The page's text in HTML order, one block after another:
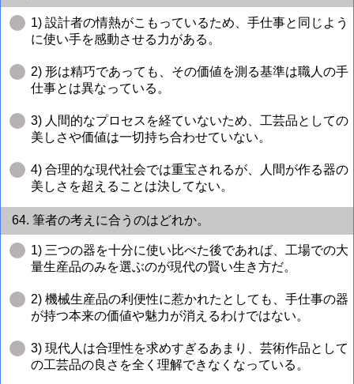
1) 設計者の情熱がこもっているため、手仕事と同じよう
に使い手を感動させる力がある。
2) 形は精巧であっても、その価値を測る基準は職人の手
仕事とは異なっている。
3) 人間的なプロセスを経ていないため、工芸品としての
美しさや価値は一切持ち合わせていない。
4) 合理的な現代社会では重宝されるが、人間が作る器の
美しさを超えることは決してない。
64. 筆者の考えに合うのはどれか。
1) 三つの器を十分に使い比べた後であれば、工場での大
量生産品のみを選ぶのが現代の賢い生き方だ。
2) 機械生産品の利便性に惹かれたとしても、手仕事の器
が持つ本来の価値や魅力が消えるわけではない。
3) 現代人は合理性を求めすぎるあまり、芸術作品として
の工芸品の良さを全く理解できなくなっている。